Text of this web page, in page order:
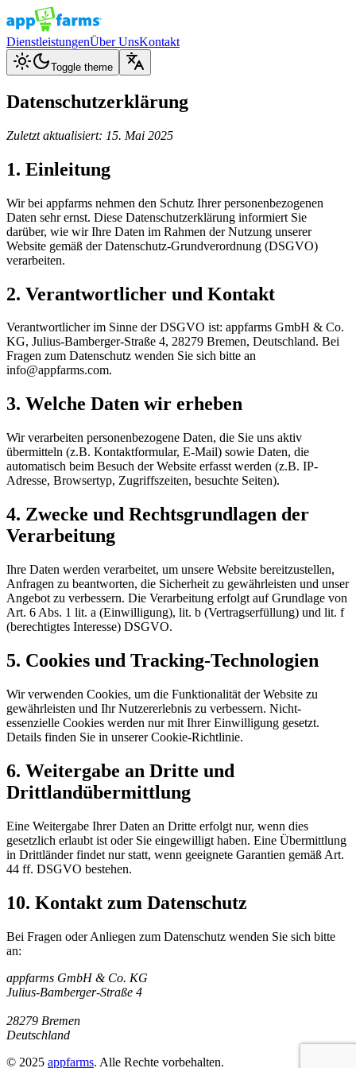
DienstleistungenÜber UnsKontakt
Toggle theme
Datenschutzerklärung
Zuletzt aktualisiert: 15. Mai 2025
1. Einleitung
Wir bei appfarms nehmen den Schutz Ihrer personenbezogenen
Daten sehr ernst. Diese Datenschutzerklärung informiert Sie
darüber, wie wir Ihre Daten im Rahmen der Nutzung unserer
Website gemäß der Datenschutz-Grundverordnung (DSGVO)
verarbeiten.
2. Verantwortlicher und Kontakt
Verantwortlicher im Sinne der DSGVO ist: appfarms GmbH & Co.
KG, Julius-Bamberger-Straße 4, 28279 Bremen, Deutschland. Bei
Fragen zum Datenschutz wenden Sie sich bitte an
info@appfarms.com.
3. Welche Daten wir erheben
Wir verarbeiten personenbezogene Daten, die Sie uns aktiv
übermitteln (z.B. Kontaktformular, E-Mail) sowie Daten, die
automatisch beim Besuch der Website erfasst werden (z.B. IP-
Adresse, Browsertyp, Zugriffszeiten, besuchte Seiten).
4. Zwecke und Rechtsgrundlagen der
Verarbeitung
Ihre Daten werden verarbeitet, um unsere Website bereitzustellen,
Anfragen zu beantworten, die Sicherheit zu gewährleisten und unser
Angebot zu verbessern. Die Verarbeitung erfolgt auf Grundlage von
Art. 6 Abs. 1 lit. a (Einwilligung), lit. b (Vertragserfüllung) und lit. f
(berechtigtes Interesse) DSGVO.
5. Cookies und Tracking-Technologien
Wir verwenden Cookies, um die Funktionalität der Website zu
gewährleisten und Ihr Nutzererlebnis zu verbessern. Nicht-
essenzielle Cookies werden nur mit Ihrer Einwilligung gesetzt.
Details finden Sie in unserer Cookie-Richtlinie.
6. Weitergabe an Dritte und
Drittlandübermittlung
Eine Weitergabe Ihrer Daten an Dritte erfolgt nur, wenn dies
gesetzlich erlaubt ist oder Sie eingewilligt haben. Eine Übermittlung
in Drittländer findet nur statt, wenn geeignete Garantien gemäß Art.
44 ff. DSGVO bestehen.
10. Kontakt zum Datenschutz
Bei Fragen oder Anliegen zum Datenschutz wenden Sie sich bitte
an:
appfarms GmbH & Co. KG
Julius-Bamberger-Straße 4
28279 Bremen
Deutschland
© 2025 appfarms. Alle Rechte vorbehalten.